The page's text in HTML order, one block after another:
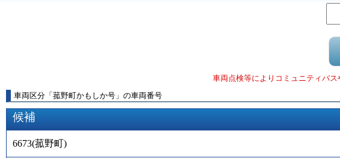
車両点検等によりコミュニティバ
車両区分 「 菰野町かもしか号 」 の車両番号
候補
6673(菰野町)